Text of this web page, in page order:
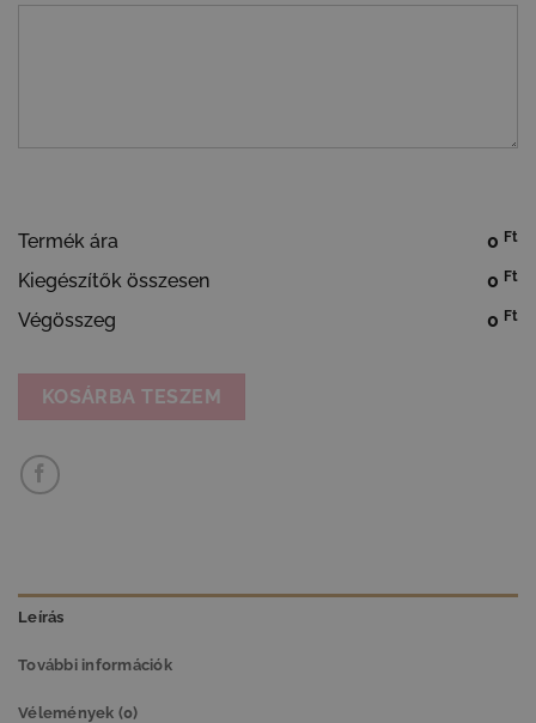
Termék ára 0 Ft
Kiegészítők összesen 0 Ft
Végösszeg 0 Ft
KOSÁRBA TESZEM
Leírás
További információk
Vélemények (0)